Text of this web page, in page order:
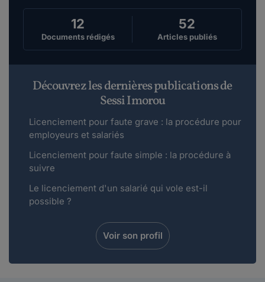
12
Documents rédigés
52
Articles publiés
Découvrez les dernières publications de
Sessi Imorou
Licenciement pour faute grave : la procédure pour
employeurs et salariés
Licenciement pour faute simple : la procédure à
suivre
Le licenciement d'un salarié qui vole est-il
possible ?
Voir son profil